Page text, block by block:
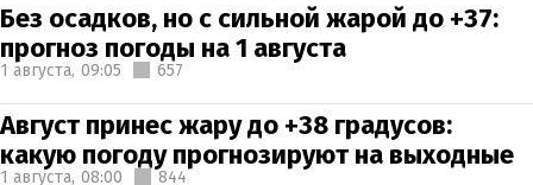
Без осадков, но с сильной жарой до +37:
прогноз погоды на 1 августа
1 августа, 09:05 657
Август принес жару до +38 градусов:
какую погоду прогнозируют на выходные
1 августа, 08:00 844